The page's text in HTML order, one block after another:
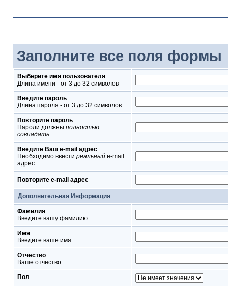
Заполните все поля формы
Выберите имя пользователя
Длина имени - от 3 до 32 символов
Введите пароль
Длина пароля - от 3 до 32 символов
Повторите пароль
Пароли должны полностью
совпадать
Введите Ваш e-mail адрес
Необходимо ввести реальныйe-mail
адрес
Повторите e-mail адрес
Дополнительная Информация
Фамилия
Введите вашу фамилию
Имя
Введите ваше имя
Отчество
Ваше отчество
Пол